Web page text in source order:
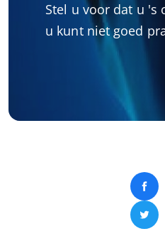
Stel u voor dat u 's
u kunt niet goed